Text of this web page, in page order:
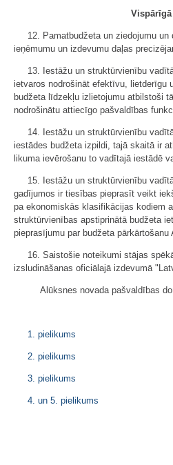
Vispārīgā
12. Pamatbudžeta un ziedojumu un
ieņēmumu un izdevumu daļas
13. Iestāžu un struktūrvienību
ietvaros nodrošināt efektīvu, lietderīgu
budžeta līdzekļu izlietojumu atbilstoši
nodrošinātu attiecīgo pašvaldības
14. Iestāžu un struktūrvienību
iestādes budžeta izpildi, tajā skaitā ir
likuma ievērošanu to vadītajā iestādē
15. Iestāžu un struktūrvienību
gadījumos ir tiesības pieprasīt veikt
pa ekonomiskās klasifikācijas kodiem
struktūrvienības apstiprinātā budžeta
pieprasījumu par budžeta
16. Saistošie noteikumi stājas
izsludināšanas oficiālajā izdevumā
Alūksnes novada pašvaldības
1. pielikums
2. pielikums
3. pielikums
4. un 5. pielikums